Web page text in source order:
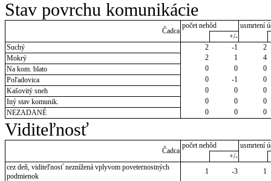
Stav povrchu komunikácie
Čadca
počet nehôd
usmrtení
+/-
Suchý
2 -1
2
Mokrý
2 1
4
Na kom. blato
0 0
0
Poľadovica
0 -1
0
Kašovitý sneh
0 0
0
Iný stav komunik.
0 0
0
NEZADANÉ
0 0 0
Viditeľnosť
Čadca
počet nehôd
usmrtení
+/-
cez deň, viditeľnosť neznížená vplyvom poveternostných
podmienok
1 -3
1